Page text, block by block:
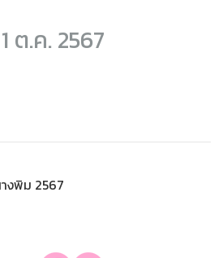
ต.ค. 2567
งพิม 2567